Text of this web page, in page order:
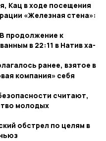
Кац в ходе посещения
«Железная стена»:
продолжение к
в 22:11 в Натив ха-
ранее, взятое в
компания» себя
считают,
молодых
обстрел по целям в